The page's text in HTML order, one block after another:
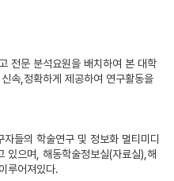
전문 분석요원을 배치하여 본 대학
속,정확하게 제공하여 연구활동을
들의 학술연구 및 정보화 멀티미디
있으며, 해동학술정보실(자료실),해
루어져있다.